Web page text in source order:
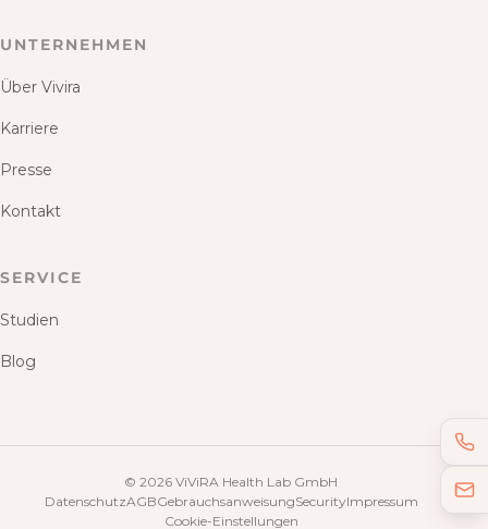
UNTERNEHMEN
Über Vivira
Karriere
Presse
Kontakt
SERVICE
Studien
Blog
© 2026 ViViRA Health Lab GmbH
DatenschutzAGBGebrauchsanweisungSecurityImpressum
Cookie-Einstellungen